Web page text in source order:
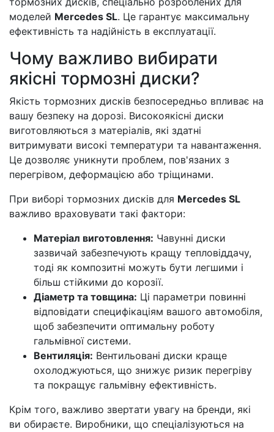
моделей Mercedes SL. Це гарантує максимальну
ефективність та надійність в експлуатації.
Чому важливо вибирати
якісні тормозні диски?
Якість тормозних дисків безпосередньо впливає на
вашу безпеку на дорозі. Високоякісні диски
виготовляються з матеріалів, які здатні
витримувати високі температури та навантаження.
Це дозволяє уникнути проблем, пов'язаних з
перегрівом, деформацією або тріщинами.
При виборі тормозних дисків для Mercedes SL
важливо враховувати такі фактори:
Матеріал виготовлення: Чавунні диски
зазвичай забезпечують кращу тепловіддачу,
тоді як композитні можуть бути легшими і
більш стійкими до корозії.
Діаметр та товщина: Ці параметри повинні
відповідати специфікаціям вашого автомобіля,
щоб забезпечити оптимальну роботу
гальмівної системи.
Вентиляція: Вентильовані диски краще
охолоджуються, що знижує ризик перегріву
та покращує гальмівну ефективність.
Крім того, важливо звертати увагу на бренди, які
ви обираєте. Виробники, що спеціалізуються на